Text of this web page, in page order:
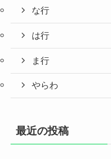
な行
は行
ま行
やらわ
最近の投稿